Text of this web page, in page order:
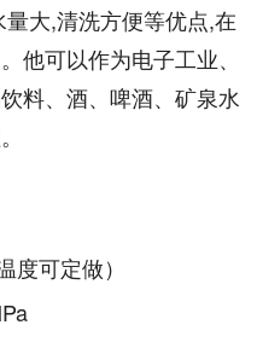
大,清洗方便等优点,在
他可以作为电子工业、
料、酒、啤酒、矿泉水
可定做）